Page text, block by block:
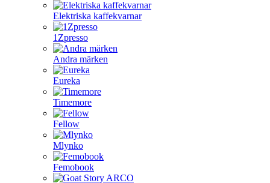
Elektriska kaffekvarnar
1Zpresso
Andra märken
Eureka
Timemore
Fellow
Mlynko
Femobook